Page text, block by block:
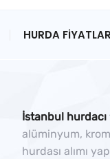
HURDA
İstanbul hurdacı
alüminyum,
hurdası alımı